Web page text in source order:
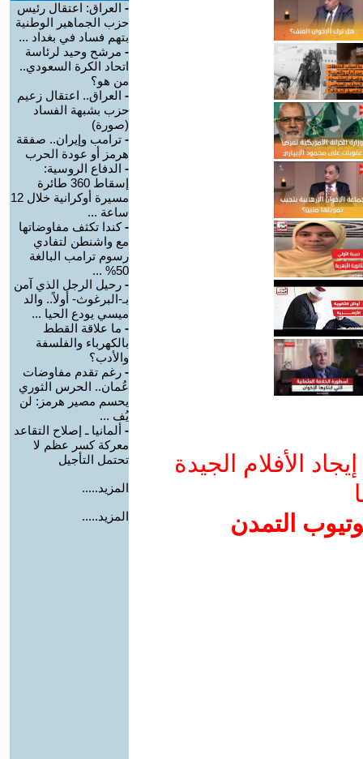
الأفلام الجيدة
التمدن
- العراق: اعتقال رئيس
حزب الجماهير الوطنية
بتهم فساد في بغداد ...
- مرشح وحيد لرئاسة
اتحاد الكرة السعودي..
من هو؟
- العراق.. اعتقال زعيم
حزب بشبهة الفساد
(صورة)
- ترامب وإيران.. صفقة
هرمز أو عودة الحرب
- الدفاع الروسية:
إسقاط 360 طائرة
مسيرة أوكرانية خلال 12
ساعة ...
-كندا تكثف مفاوضاتها
مع واشنطن لتفادي
رسوم ترامب البالغة
50% ...
- رحيل الرجل الذي آمن
بـ-البرغوث- أولاً.. والد
ميسي يودع الحيا ...
- ما علاقة القطط
بالكهرباء والفلسفة
والأدب؟
- رغم تقدم مفاوضات
عُمان.. الحرس الثوري
يحسم مصير هرمز: لن
يُف ...
- ألمانيا ـ إصلاح التقاعد
معركة كسر عظم لا
تحتمل التأجيل
المزيد.....
المزيد.....